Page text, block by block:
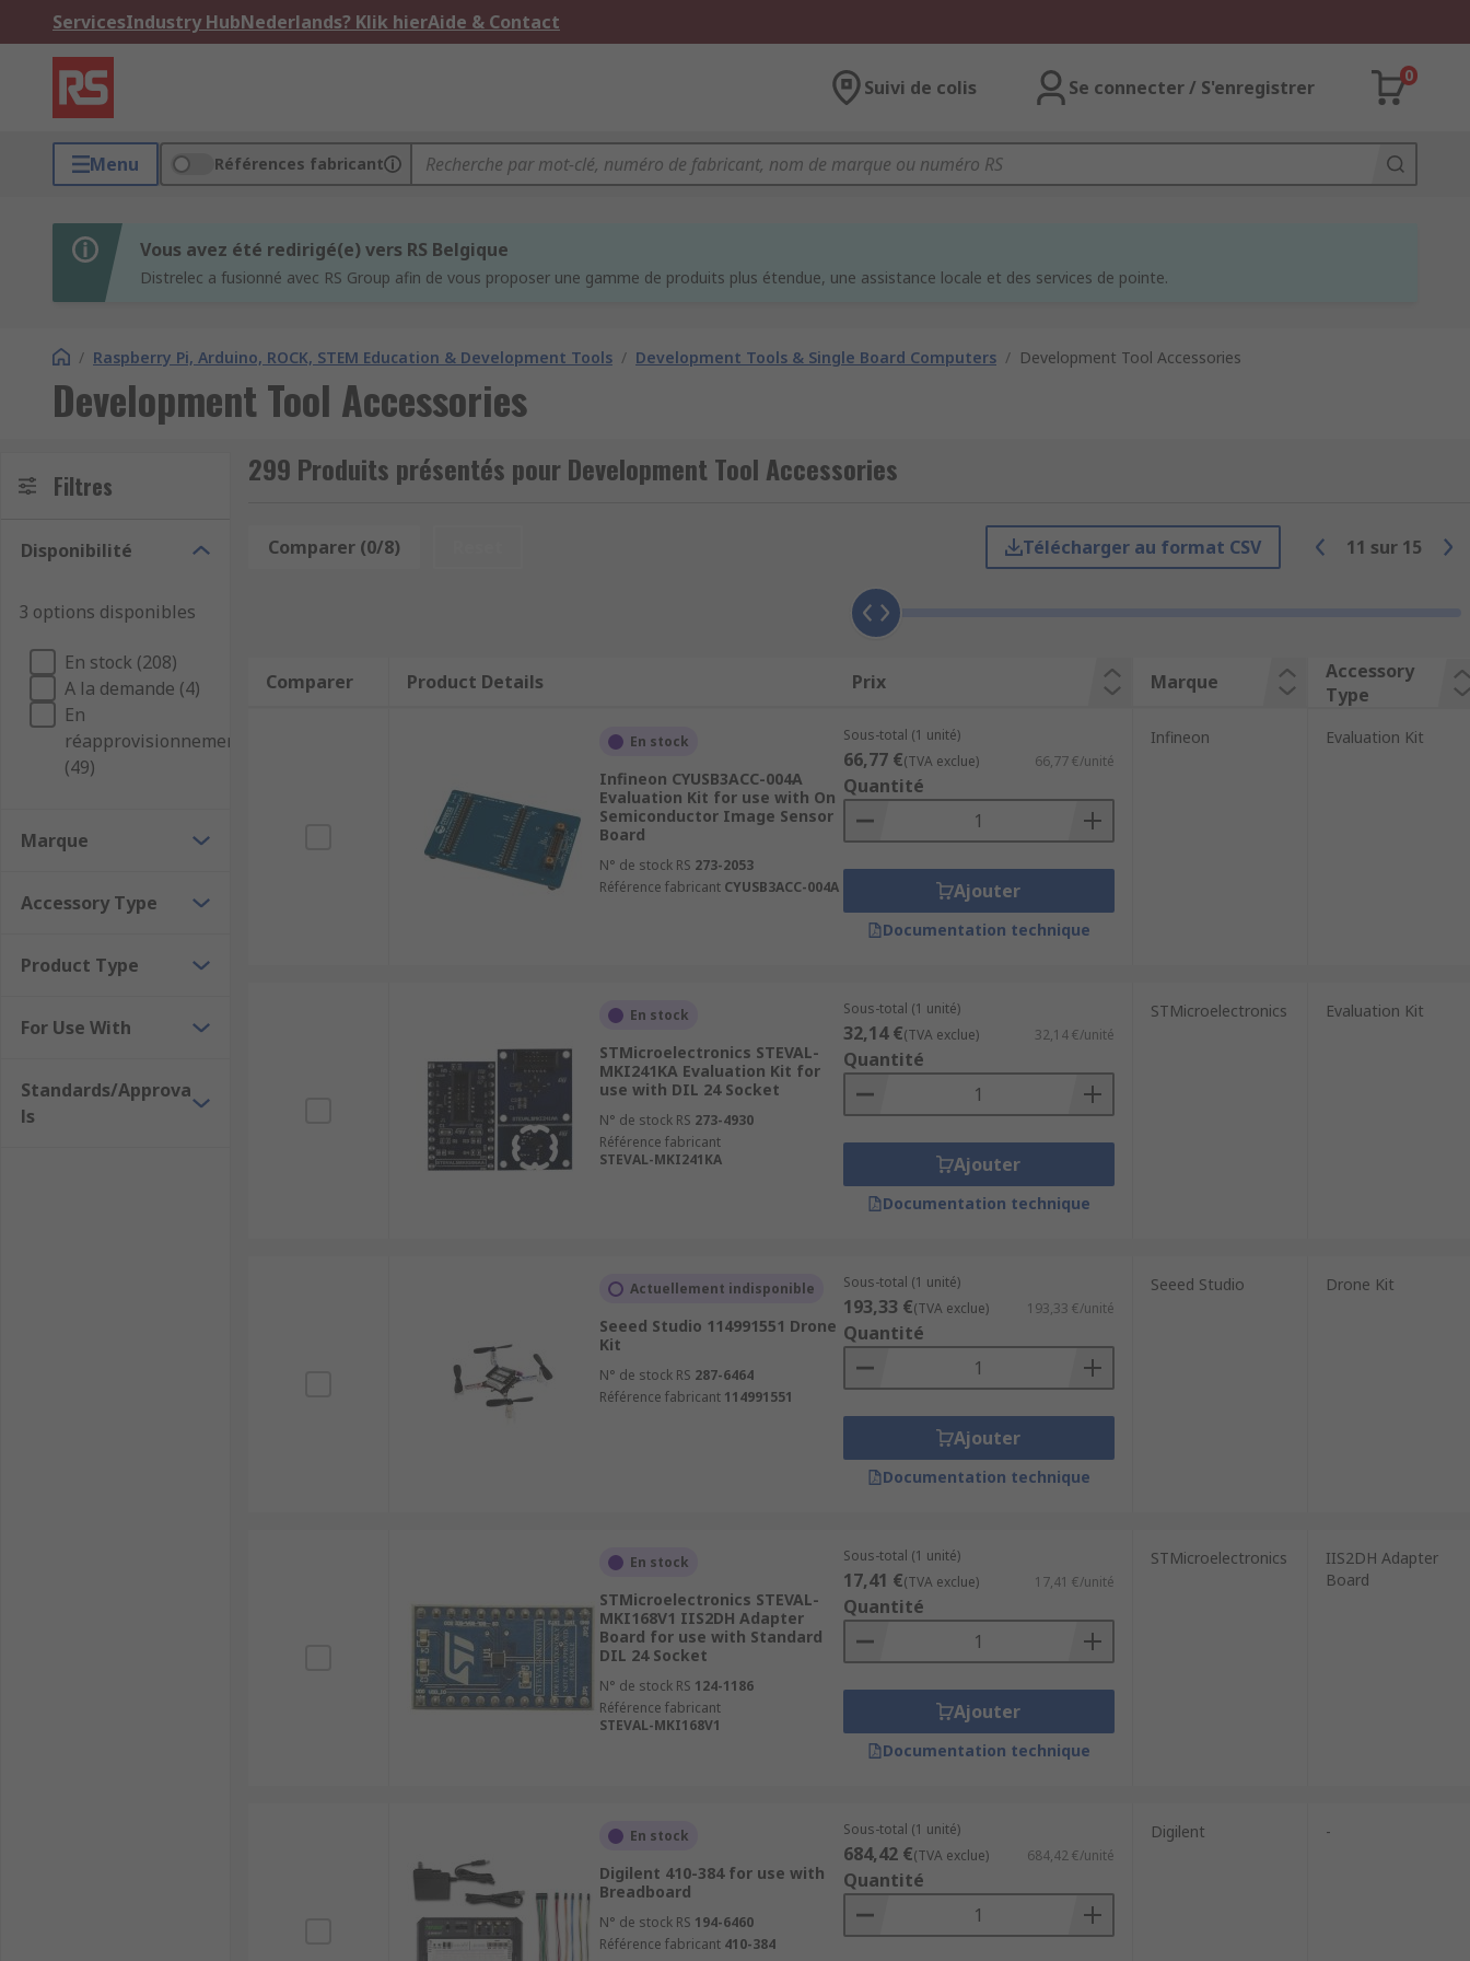
ServicesIndustry HubNederlands? Klik hierAide & Contact
Suivi de colis Se connecter / S'enregistrer
0
Menu Références fabricant
Vous avez été redirigé(e) vers RS Belgique
Distrelec a fusionné avec RS Group afin de vous proposer une gamme de produits plus étendue, une assistance locale et des services de pointe.
/ Raspberry Pi, Arduino, ROCK, STEM Education & Development Tools / Development Tools & Single Board Computers / Development Tool Accessories
Development Tool Accessories
Filtres
Disponibilité
3 options disponibles
En stock (208)
A la demande (4)
En
réapprovisionnement
(49)
Marque
Accessory Type
Product Type
For Use With
Standards/Approva
ls
299 Produits présentés pour Development Tool Accessories
Comparer (0/8) Télécharger au format CSV 11 sur 15
Comparer Product Details Prix Marque
Accessory
Type
En stock
Infineon CYUSB3ACC-004A
Evaluation Kit for use with On
Semiconductor Image Sensor
Board
N° de stock RS 273-2053
Référence fabricant CYUSB3ACC-004A
Sous-total (1 unité)
66,77 €(TVA exclue) 66,77 €/unité
Quantité
Ajouter
Documentation technique
Infineon Evaluation Kit
En stock
STMicroelectronics STEVAL-
MKI241KA Evaluation Kit for
use with DIL 24 Socket
N° de stock RS 273-4930
Référence fabricant
STEVAL-MKI241KA
Sous-total (1 unité)
32,14 €(TVA exclue) 32,14 €/unité
Quantité
Ajouter
Documentation technique
STMicroelectronics Evaluation Kit
Actuellement indisponible
Seeed Studio 114991551 Drone
Kit
N° de stock RS 287-6464
Référence fabricant 114991551
Sous-total (1 unité)
193,33 €(TVA exclue) 193,33 €/unité
Quantité
Ajouter
Documentation technique
Seeed Studio Drone Kit
En stock
STMicroelectronics STEVAL-
MKI168V1 IIS2DH Adapter
Board for use with Standard
DIL 24 Socket
N° de stock RS 124-1186
Référence fabricant
STEVAL-MKI168V1
Sous-total (1 unité)
17,41 €(TVA exclue) 17,41 €/unité
Quantité
Ajouter
Documentation technique
STMicroelectronics
IIS2DH Adapter
Board
En stock
Digilent 410-384 for use with
Breadboard
N° de stock RS 194-6460
Référence fabricant 410-384
Sous-total (1 unité)
684,42 €(TVA exclue) 684,42 €/unité
Quantité
Digilent -